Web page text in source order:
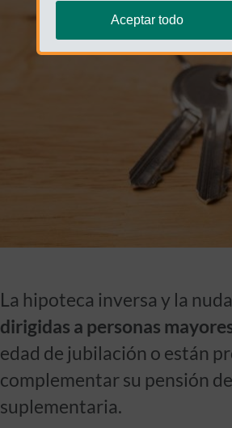
La hipoteca inversa y la
dirigidas a personas
edad de jubilación o están
complementar su pensión
suplementaria.
Aceptar todo